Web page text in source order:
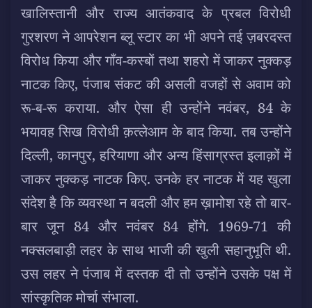
खालिस्तानी और राज्य आतंकवाद के प्रबल विरोधी
गुरशरण ने आपरेशन ब्लू स्टार का भी अपने तई ज़बरदस्त
विरोध किया और गाँव-कस्बों तथा शहरो में जाकर नुक्कड़
नाटक किए, पंजाब संकट की असली वजहों से अवाम को
रू-ब-रू कराया. और ऐसा ही उन्होंने नवंबर, 84 के
भयावह सिख विरोधी क़त्लेआम के बाद किया. तब उन्होंने
दिल्ली, कानपुर, हरियाणा और अन्य हिंसाग्रस्त इलाक़ों में
जाकर नुक्कड़ नाटक किए. उनके हर नाटक में यह खुला
संदेश है कि व्यवस्था न बदली और हम ख़ामोश रहे तो बार-
बार जून 84 और नवंबर 84 होंगे. 1969-71 की
नक्सलबाड़ी लहर के साथ भाजी की खुली सहानुभूति थी.
उस लहर ने पंजाब में दस्तक दी तो उन्होंने उसके पक्ष में
सांस्कृतिक मोर्चा संभाला.